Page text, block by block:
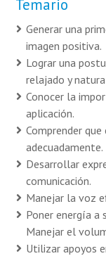
Temario
Generar una
imagen positiva.
Lograr una
relajado y
Conocer la
aplicación.
Comprender
adecuadamente.
Desarrollar
comunicación.
Manejar la voz
Poner energía a
Manejar el
Utilizar apoyos